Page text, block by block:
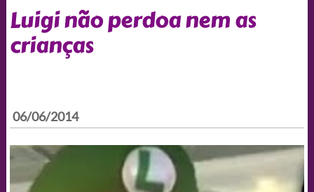
Luigi não perdoa nem as
crianças
06/06/2014